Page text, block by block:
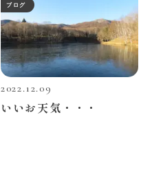
ブログ
2022.12.09
いいお天気・・・